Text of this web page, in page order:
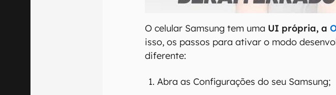
00:00/21:11
O celular Samsung tem uma UI própria, a
isso, os passos para ativar o modo
diferente:
Abra as Configurações do seu Samsung;